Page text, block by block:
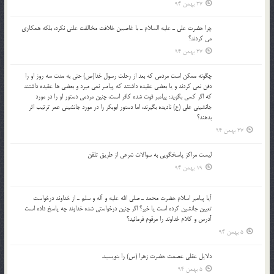
27 بهمن 94
چرا حضرت علي ـ عليه السلام ـ با غاصبين خلافت مخالفت علني نکرد، بلكه همكاري
مي کردند؟
27 بهمن 94
چگونه ممكن است مردمي كه بعد از رحلت رسول خدا(ص) حتی به مدت سه روز او را
دفن نمي كردند و یا بعضي عقيده داشتند كه پيامبر نمي ميرد و بعضي ها عقيده داشتند
كه اگر كسي بگويد: پيامبر فوت شده كافر است، چنین مردمی دستور او را در مورد
جانشيني علي (ع) ناديده بگيرند، اما دستور ابوبكر را در مورد جانشيني عمر ترتیب اثر
بدهند؟
27 بهمن 94
لیست مراکز پاسخگویی به سوالات شرعی از طریق تلفن
19 بهمن 94
آيا پيامبر اسلام حضرت محمد ـ صلي الله عليه و آله و سلم ـ از خداوند درخواست
تعيين جانشين کرده است يا خير؟ اگر چنين درخواستي شده خداوند چه پاسخ داده است
آدرس و کلام خداوند را مرقوم فرمائيد؟
5 بهمن 94
دلايل عقلي عصمت حضرت زهرا (س) را بنويسيد.
5 بهمن 94